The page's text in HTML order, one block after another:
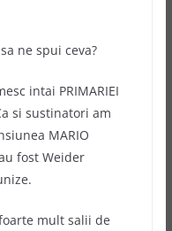
ne spui ceva?
intai PRIMARIEI
si sustinatori am
MARIO
fost Weider
mult salii de